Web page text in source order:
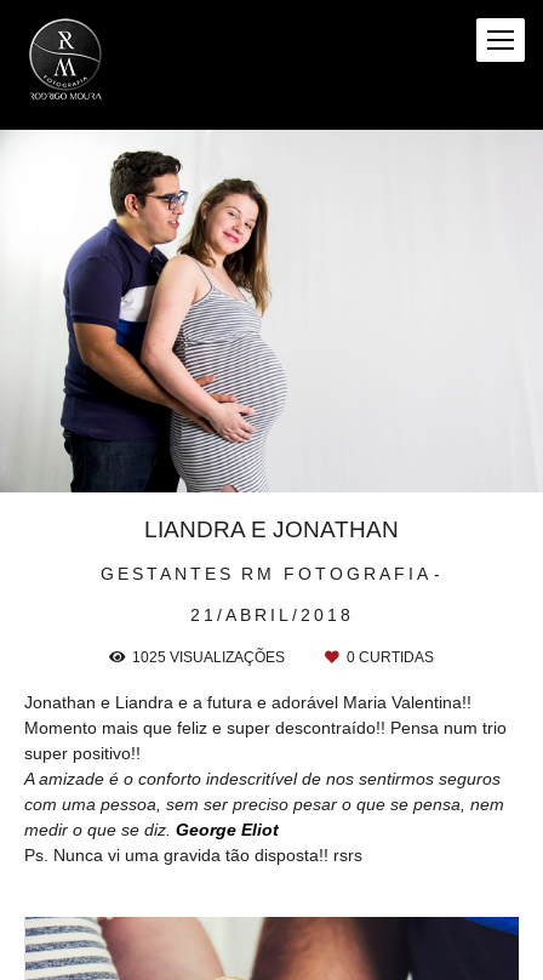
GESTANTES RM FOTOGRAFIA
21/ABRIL/2018
LIANDRA E JONATHAN
1025 VISUALIZAÇÕES 0 CURTIDAS
Jonathan e Liandra e a futura e adorável Maria Valentina!!
Momento mais que feliz e super descontraído!! Pensa num trio
super positivo!!
A amizade é o conforto indescritível de nos sentirmos seguros
com uma pessoa, sem ser preciso pesar o que se pensa, nem
medir o que se diz. George Eliot
Ps. Nunca vi uma gravida tão disposta!! rsrs